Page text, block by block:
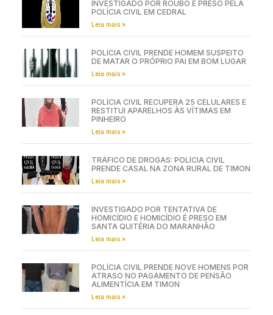
INVESTIGADO POR ROUBO É PRESO PELA
POLÍCIA CIVIL EM CEDRAL
Leia mais »
POLÍCIA CIVIL PRENDE HOMEM SUSPEITO
DE MATAR O PRÓPRIO PAI EM BOM LUGAR
Leia mais »
POLÍCIA CIVIL RECUPERA 25 CELULARES E
RESTITUI APARELHOS ÀS VÍTIMAS EM
PINHEIRO
Leia mais »
TRÁFICO DE DROGAS: POLÍCIA CIVIL
PRENDE CASAL NA ZONA RURAL DE TIMON
Leia mais »
INVESTIGADO POR TENTATIVA DE
HOMICÍDIO E HOMICÍDIO É PRESO EM
SANTA QUITÉRIA DO MARANHÃO
Leia mais »
POLÍCIA CIVIL PRENDE NOVE HOMENS POR
ATRASO NO PAGAMENTO DE PENSÃO
ALIMENTÍCIA EM TIMON
Leia mais »